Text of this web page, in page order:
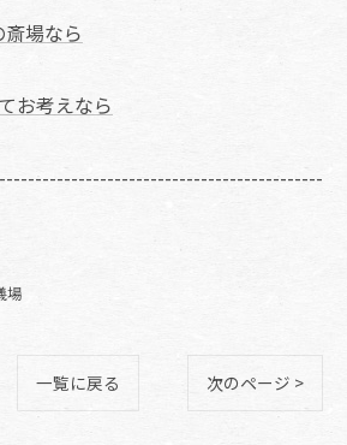
場なら
お考えなら
場
一覧に戻る 次のページ >